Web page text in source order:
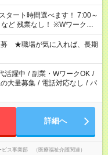
し！ ※Wワークの
超の就業はご案内できませ
務は社会保険への加入対象
派遣の原則禁止）により、
しい場合があります
★職場が気に入れば、長期
活躍中 / 副業・WワークOK /
大量募集 / 電話対応なし / パ
詳細へ
ス事業部 （医療福祉介護関連）